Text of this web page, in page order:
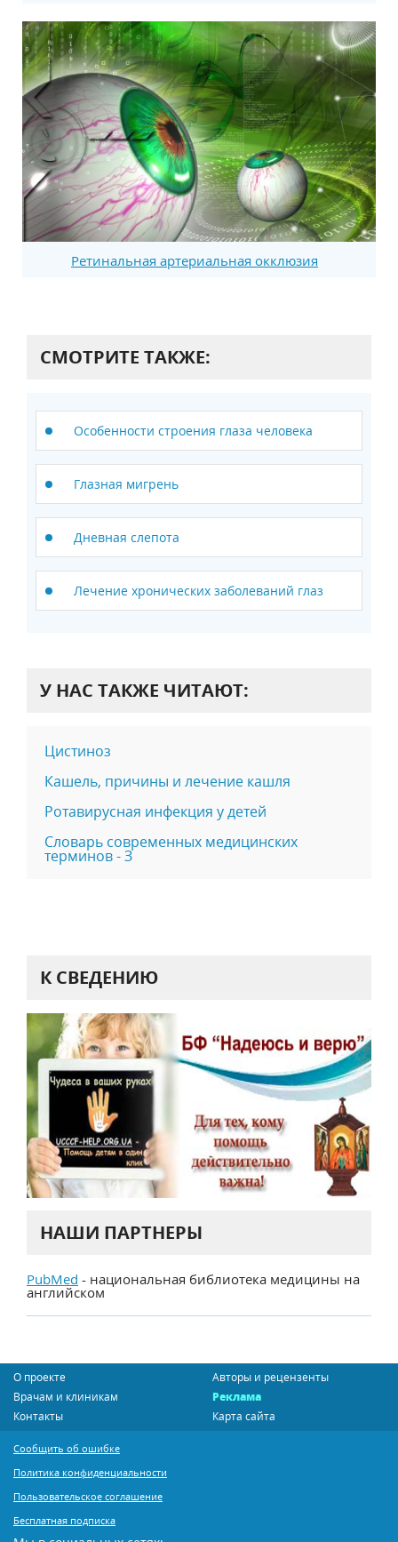
Ретинальная артериальная окклюзия
СМОТРИТЕ ТАКЖЕ:
Особенности строения глаза человека
Глазная мигрень
Дневная слепота
Лечение хронических заболеваний глаз
У НАС ТАКЖЕ ЧИТАЮТ:
Цистиноз
Кашель, причины и лечение кашля
Ротавирусная инфекция у детей
Словарь современных медицинских
терминов - З
К СВЕДЕНИЮ
НАШИ ПАРТНЕРЫ
PubMed - национальная библиотека медицины на
английском
О проекте
Авторы и рецензенты
Врачам и клиникам
Реклама
Контакты
Карта сайта
Сообщить об ошибке
Политика конфиденциальности
Пользовательское соглашение
Бесплатная подписка